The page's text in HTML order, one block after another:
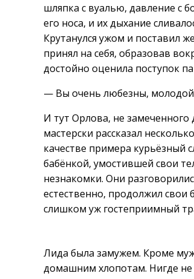
шляпка с вуалью, давление с
его носа, и их дыхание
Крутанулся ужом и поставил
принял на себя, образовав
достойно оценила поступок
— Вы очень любезны,
И тут Орлова, не
мастерски рассказал
качестве примера курьёзный
бабёнкой, умостившей свои
незнакомки. Они
естественно, продолжил
слишком уж гостеприимный
Лида была замужем. Кроме
домашним хлопотам. Нигде не